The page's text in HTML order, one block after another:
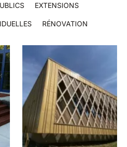
EXTENSIONS
RÉNOVATION